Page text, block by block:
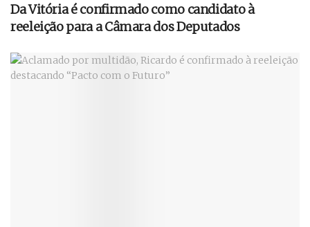
Da Vitória é confirmado como candidato à
reeleição para a Câmara dos Deputados